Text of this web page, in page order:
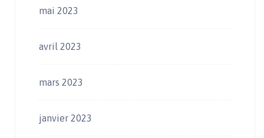
mai 2023
avril 2023
mars 2023
janvier 2023